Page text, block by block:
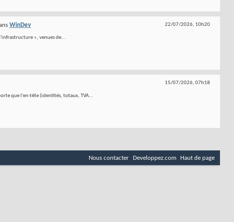
22/07/2026, 10h20
WinDev
», venues de...
15/07/2026, 07h18
que l'en-tête (identités, totaux, TVA...
Nous contacter Developpez.com Haut de page